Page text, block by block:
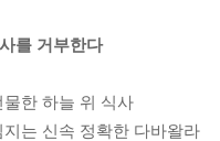
를 거부한다
한 하늘 위 식사
는 신속 정확한 다바왈라